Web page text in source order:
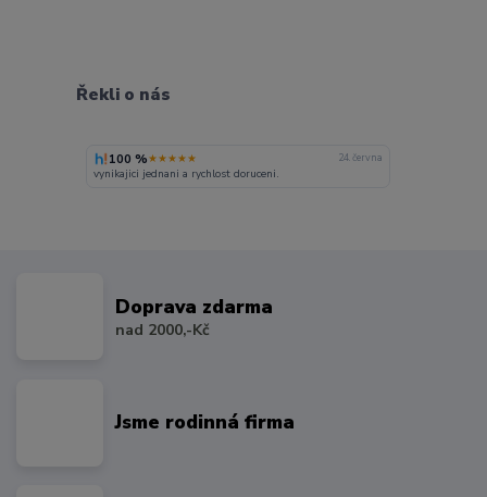
Řekli o nás
100 %★★★★★ 24. června
vynikajici jednani a rychlost doruceni.
Doprava zdarma
nad 2000,-Kč
Jsme rodinná firma